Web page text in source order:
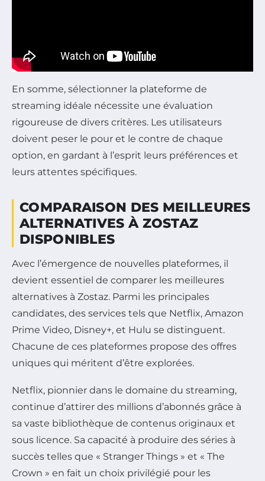
En somme, sélectionner la plateforme de
streaming idéale nécessite une évaluation
rigoureuse de divers critères. Les utilisateurs
doivent peser le pour et le contre de chaque
option, en gardant à l’esprit leurs préférences et
leurs attentes spécifiques.
COMPARAISON DES MEILLEURES
ALTERNATIVES À ZOSTAZ
DISPONIBLES
Avec l’émergence de nouvelles plateformes, il
devient essentiel de comparer les meilleures
alternatives à Zostaz. Parmi les principales
candidates, des services tels que Netflix, Amazon
Prime Video, Disney+, et Hulu se distinguent.
Chacune de ces plateformes propose des offres
uniques qui méritent d’être explorées.
Netflix, pionnier dans le domaine du streaming,
continue d’attirer des millions d’abonnés grâce à
sa vaste bibliothèque de contenus originaux et
sous licence. Sa capacité à produire des séries à
succès telles que « Stranger Things » et « The
Crown » en fait un choix privilégié pour les